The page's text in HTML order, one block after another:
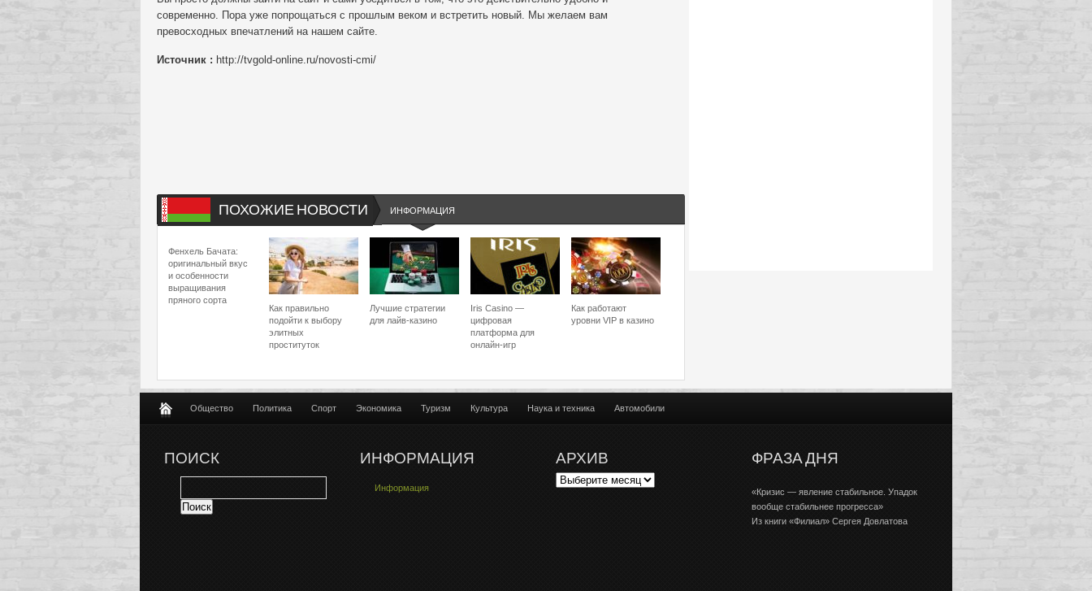
современно. Пора уже попрощаться с прошлым веком и встретить новый. Мы желаем вам
превосходных впечатлений на нашем сайте.
Источник : http://tvgold-online.ru/novosti-cmi/
ПОХОЖИЕ НОВОСТИ ИНФОРМАЦИЯ
Фенхель Бачата:
оригинальный вкус
и особенности
выращивания
пряного сорта
Как правильно
подойти к выбору
элитных
проституток
Лучшие стратегии
для лайв-казино
Iris Casino —
цифровая
платформа для
онлайн-игр
Как работают
уровни VIP в казино
Общество Политика Спорт Экономика Туризм Культура Наука и техника Автомобили
ПОИСК ИНФОРМАЦИЯ
Информация
АРХИВ ФРАЗА ДНЯ
«Кризис — явление стабильное. Упадок
вообще стабильнее прогресса»
Из книги «Филиал» Сергея Довлатова